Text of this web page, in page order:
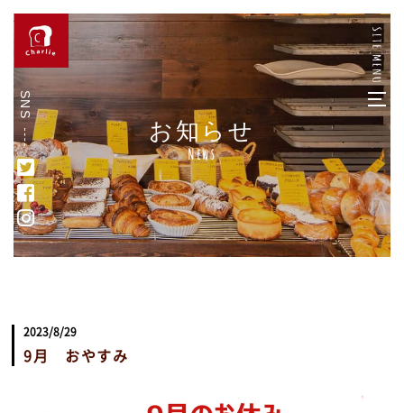
SNS
お知らせ
News
2023/8/29
9月 おやすみ